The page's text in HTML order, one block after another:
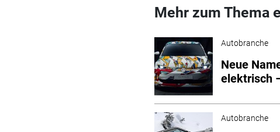
Mehr zum Thema
Autobranche
Neue
elektrisch
Autobranche